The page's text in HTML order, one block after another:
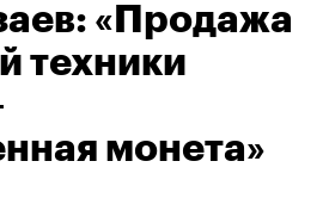
«Продажа
техники
монета»